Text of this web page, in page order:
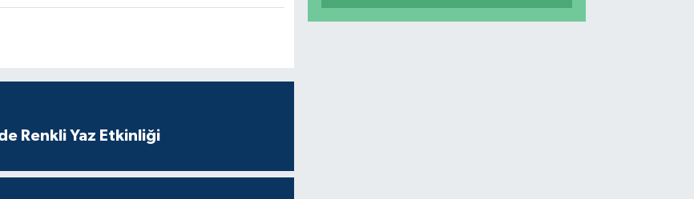
Renkli Yaz Etkinliği